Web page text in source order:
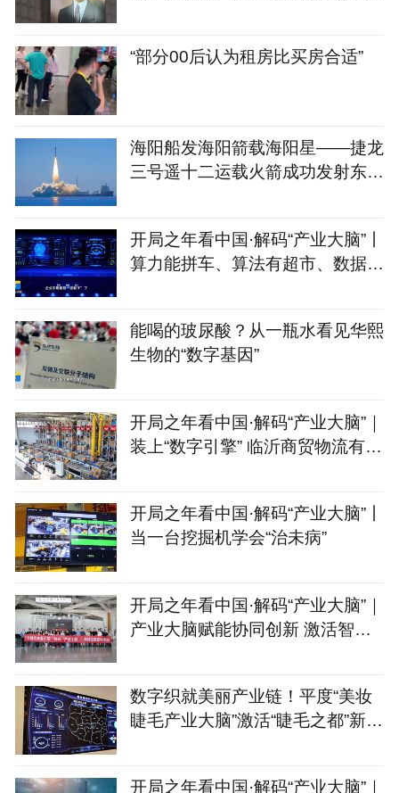
“部分00后认为租房比买房合适”
海阳船发海阳箭载海阳星——捷龙
三号遥十二运载火箭成功发射东方
开局之年看中国·解码“产业大脑”丨
算力能拼车、算法有超市、数据不
能喝的玻尿酸？从一瓶水看见华熙
生物的“数字基因”
开局之年看中国·解码“产业大脑”｜
装上“数字引擎” 临沂商贸物流有
开局之年看中国·解码“产业大脑”丨
当一台挖掘机学会“治未病”
开局之年看中国·解码“产业大脑”｜
产业大脑赋能协同创新 激活智能
数字织就美丽产业链！平度“美妆
睫毛产业大脑”激活“睫毛之都”新动
开局之年看中国·解码“产业大脑”｜